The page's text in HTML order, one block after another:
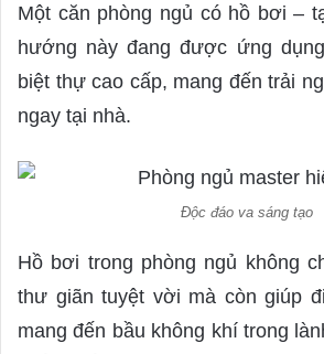
Một căn phòng ngủ có hồ bơi –
hướng này đang được ứng
biệt thự cao cấp, mang đến trải
ngay tại nhà.
Độc đáo va sáng tạo
Hồ bơi trong phòng ngủ không
thư giãn tuyệt vời mà còn giúp
mang đến bầu không khí trong